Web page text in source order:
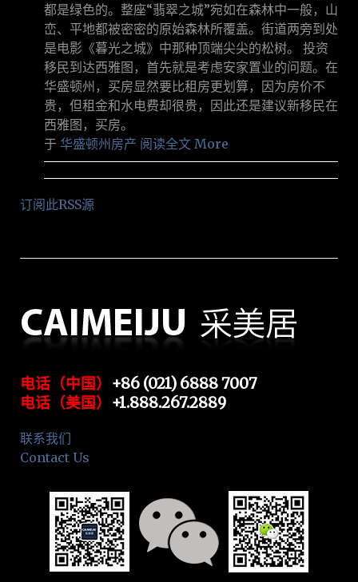
都是绿色的。整座“翡翠之城”宛如在森林中一般，山
峦、平地都被密密的原始森林所覆盖。街道两旁到处
是电影《暮光之城》中那种顶端尖尖的松树。 投资
移民到达西雅图，首先就是考虑安家置业的问题。在
华盛顿州，买房显然要比租房更划算，因为房价不
贵，但租金和水电费却很贵，因此还是建议新移民在
西雅图，买房。
于 华盛顿州房产 阅读全文 More
订阅此RSS源
电话（中国） +86 (021) 6888 7007
电话（美国） +1.888.267.2889
联系我们
Contact Us